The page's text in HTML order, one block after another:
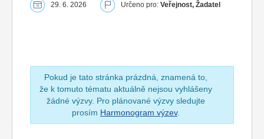
29. 6. 2026 Určeno pro: Veřejnost, Žadatel
Pokud je tato stránka prázdná, znamená to,
že k tomuto tématu aktuálně nejsou vyhlášeny
žádné výzvy. Pro plánované výzvy sledujte
prosím Harmonogram výzev.